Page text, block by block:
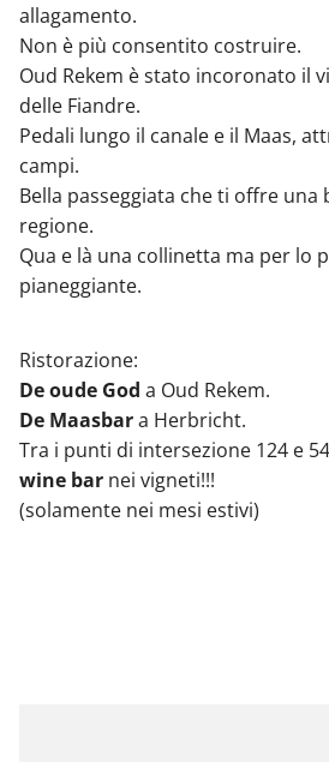
allagamento.
Non è più consentito costruire.
Oud Rekem è stato incoronato il
delle Fiandre.
Pedali lungo il canale e il Maas,
campi.
Bella passeggiata che ti offre una
regione.
Qua e là una collinetta ma per lo
pianeggiante.
Ristorazione:
De oude God a Oud Rekem.
De Maasbara Herbricht.
Tra i punti di intersezione 124 e
wine bar nei vigneti!!!
(solamente nei mesi estivi)